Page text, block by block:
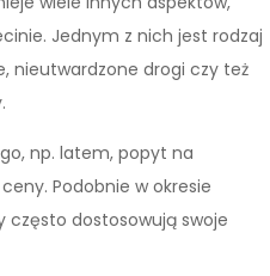
Jednym z nich jest rodzaj
nieutwardzone drogi czy też
np. latem, popyt na
Podobnie w okresie
często dostosowują swoje